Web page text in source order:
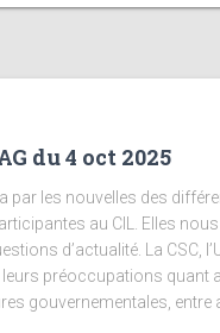
du 4 oct 2025
par les nouvelles des
au CIL. Elles
d’actualité. La CSC,
préoccupations quant
gouvernementales, entre